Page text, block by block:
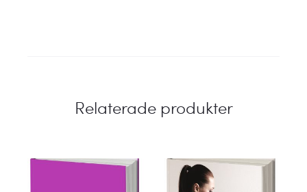
Relaterade produkter